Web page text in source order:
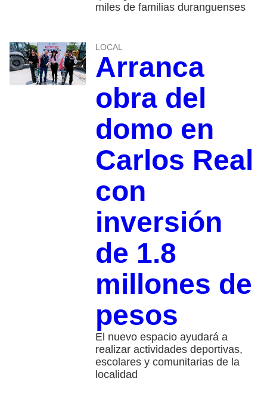
miles de familias duranguenses
LOCAL
Arranca
obra del
domo en
Carlos Real
con
inversión
de 1.8
millones de
pesos
El nuevo espacio ayudará a
realizar actividades deportivas,
escolares y comunitarias de la
localidad